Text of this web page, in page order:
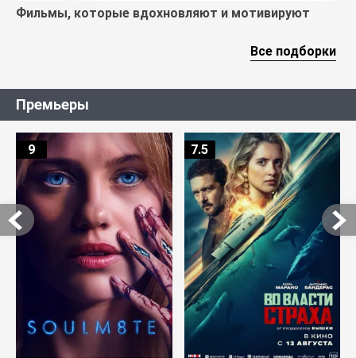
Фильмы, которые вдохновляют и мотивируют
Все подборки
Премьеры
9 7.5